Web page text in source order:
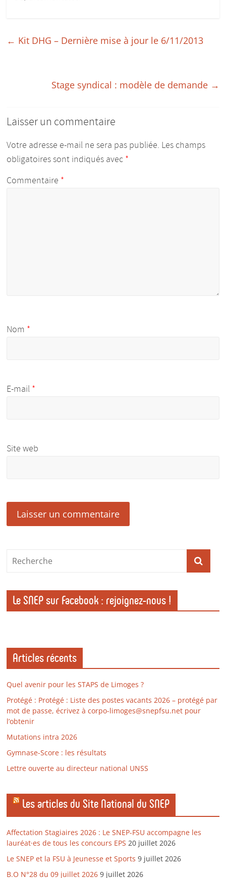
← Kit DHG – Dernière mise à jour le 6/11/2013
Stage syndical : modèle de demande →
Laisser un commentaire
Votre adresse e-mail ne sera pas publiée. Les champs
obligatoires sont indiqués avec *
Commentaire *
Nom *
E-mail *
Site web
Le SNEP sur Facebook : rejoignez-nous !
Articles récents
Quel avenir pour les STAPS de Limoges ?
Protégé : Protégé : Liste des postes vacants 2026 – protégé par
mot de passe, écrivez à corpo-limoges@snepfsu.net pour
l’obtenir
Mutations intra 2026
Gymnase-Score : les résultats
Lettre ouverte au directeur national UNSS
Les articles du Site National du SNEP
Affectation Stagiaires 2026 : Le SNEP-FSU accompagne les
lauréat·es de tous les concours EPS 20 juillet 2026
Le SNEP et la FSU à Jeunesse et Sports 9 juillet 2026
B.O N°28 du 09 juillet 2026 9 juillet 2026